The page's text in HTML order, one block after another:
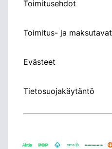
Toimitusehdot
Toimitus- ja maksutavat
Evästeet
Tietosuojakäytäntö